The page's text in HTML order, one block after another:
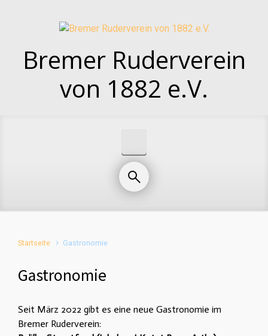
Bremer Ruderverein
von 1882 e.V.
Startseite Gastronomie
Gastronomie
Seit März 2022 gibt es eine neue Gastronomie im
Bremer Ruderverein: